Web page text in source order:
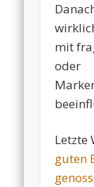
mit
oder
Letzte
guten